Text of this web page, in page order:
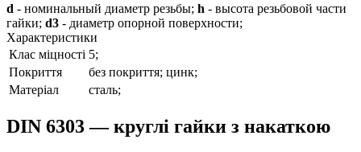
d - номинальный диаметр резьбы; h - высота резьбовой части
гайки; d3 - диаметр опорной поверхности;
Характеристики
Клас міцності 5;
Покриття
без покриття; цинк;
Матеріал
сталь;
DIN 6303 — круглі гайки з накаткою